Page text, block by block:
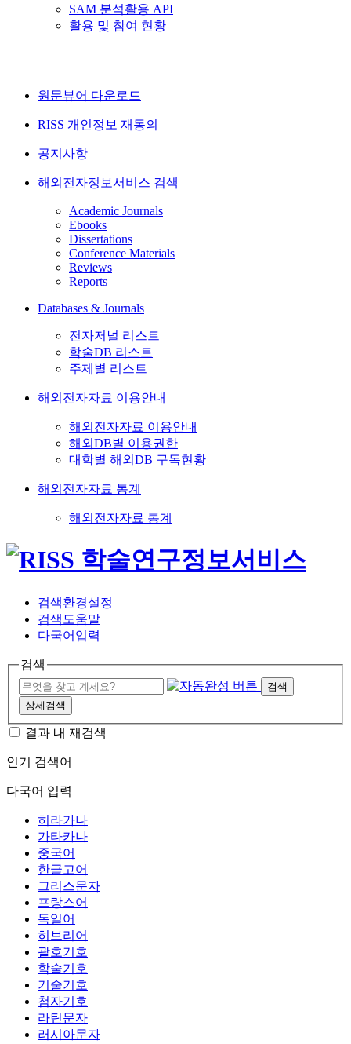
SAM 분석활용 API
활용 및 참여 현황
원문뷰어 다운로드
RISS 개인정보 재동의
공지사항
해외전자정보서비스 검색
Academic Journals
Ebooks
Dissertations
Conference Materials
Reviews
Reports
Databases & Journals
전자저널 리스트
학술DB 리스트
주제별 리스트
해외전자자료 이용안내
해외전자자료 이용안내
해외DB별 이용권한
대학별 해외DB 구독현황
해외전자자료 통계
해외전자자료 통계
검색환경설정
검색도움말
다국어입력
검색
검색
상세검색
결과 내 재검색
인기 검색어
다국어 입력
히라가나
가타카나
중국어
한글고어
그리스문자
프랑스어
독일어
히브리어
괄호기호
학술기호
기술기호
첨자기호
라틴문자
러시아문자